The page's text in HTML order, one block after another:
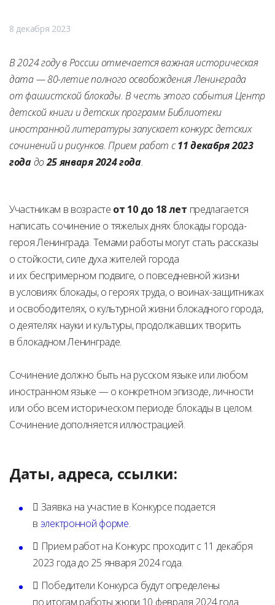
8 декабря 2023
В 2024 году в России отмечается важная историческая
дата — 80-летие полного освобождения Ленинграда
от фашистской блокады. В честь этого события Центр
детской книги и детских программ Библиотеки
иностранной литературы запускает конкурс детских
сочинений и рисунков. Прием работ с11 декабря 2023
годадо25 января 2024года.
Участникам в возрасте от 10 до 18 лет предлагается
написать сочинение о тяжелых днях блокады города-
героя Ленинграда. Темами работы могут стать рассказы
о стойкости, силе духа жителей города
и их беспримерном подвиге, о повседневной жизни
в условиях блокады, о героях труда, о воинах-защитниках
и освободителях, о культурной жизни блокадного города,
о деятелях науки и культуры, продолжавших творить
в блокадном Ленинграде.
Сочинение должно быть на русском языке или любом
иностранном языке — о конкретном эпизоде, личности
или обо всем историческом периоде блокады в целом.
Сочинение дополняется иллюстрацией.
Даты, адреса, ссылки:
 Заявка на участие в Конкурсе подается
в электронной форме.
 Прием работ на Конкурс проходит с 11 декабря
2023 года до 25 января 2024 года.
 Победители Конкурса будут определены
по итогам работы жюри 10 февраля 2024 года